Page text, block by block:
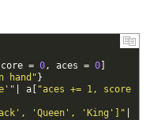
= 0, aces = 0
hand" }
a
"aces += 1, score
'Queen', 'King']"